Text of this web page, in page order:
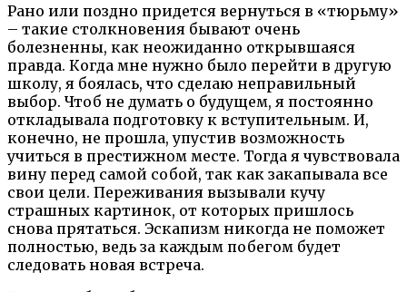
Рано или поздно придется вернуться в «тюрьму»
– такие столкновения бывают очень
болезненны, как неожиданно открывшаяся
правда. Когда мне нужно было перейти в другую
школу, я боялась, что сделаю неправильный
выбор. Чтоб не думать о будущем, я постоянно
откладывала подготовку к вступительным. И,
конечно, не прошла, упустив возможность
учиться в престижном месте. Тогда я чувствовала
вину перед самой собой, так как закапывала все
свои цели. Переживания вызывали кучу
страшных картинок, от которых пришлось
снова прятаться. Эскапизм никогда не поможет
полностью, ведь за каждым побегом будет
следовать новая встреча.